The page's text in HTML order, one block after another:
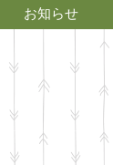
お知らせ